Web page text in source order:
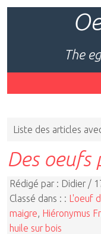
The
Liste des articles
Des oeufs
Rédigé par : Didier /
Classé dans : : L'oeuf
maigre Hiéronymus
huile sur bois